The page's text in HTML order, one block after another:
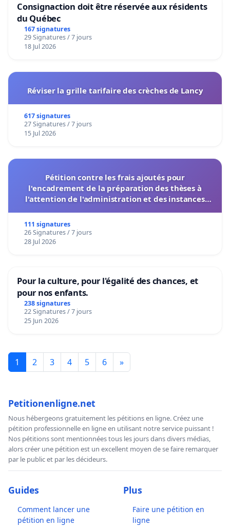
Consignaction doit être réservée aux résidents
du Québec
167 signatures
29 Signatures / 7 jours
18 Jul 2026
Réviser la grille tarifaire des crèches de Lancy
617 signatures
27 Signatures / 7 jours
15 Jul 2026
Pétition contre les frais ajoutés pour
l'encadrement de la préparation des thèses à
l'attention de l'administration et des instances
111 signatures
26 Signatures / 7 jours
28 Jul 2026
Pour la culture, pour l'égalité des chances, et
pour nos enfants.
238 signatures
22 Signatures / 7 jours
25 Jun 2026
1 2 3 4 5 6 »
Petitionenligne.net
Nous hébergeons gratuitement les pétitions en ligne. Créez une
pétition professionnelle en ligne en utilisant notre service puissant !
Nos pétitions sont mentionnées tous les jours dans divers médias,
alors créer une pétition est un excellent moyen de se faire remarquer
par le public et par les décideurs.
Guides
Comment lancer une
pétition en ligne
Plus
Faire une pétition en
ligne